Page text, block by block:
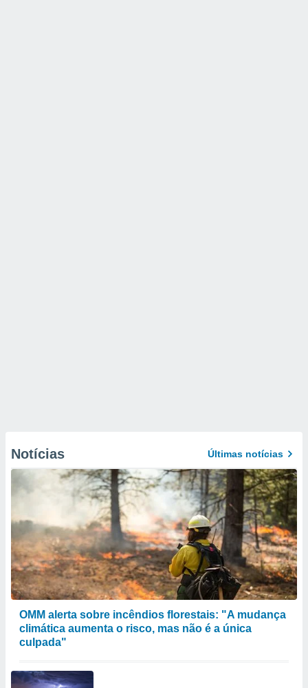
Notícias Últimas notícias
OMM alerta sobre incêndios florestais: "A mudança
climática aumenta o risco, mas não é a única
culpada"